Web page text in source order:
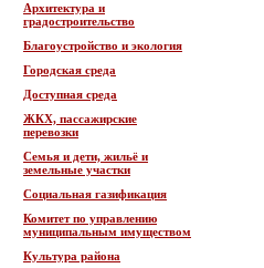
Архитектура и
градостроительство
Благоустройство и экология
Городская среда
Доступная среда
ЖКХ, пассажирские
перевозки
Семья и дети, жильё и
земельные участки
Социальная газификация
Комитет по управлению
муниципальным имуществом
Культура района